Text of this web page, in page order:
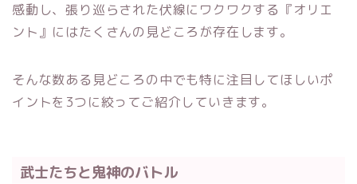
感動し、張り巡らされた伏線にワクワクする『オリエ
ント』にはたくさんの見どころが存在します。
そんな数ある見どころの中でも特に注目してほしいポ
イントを3つに絞ってご紹介していきます。
武士たちと鬼神のバトル